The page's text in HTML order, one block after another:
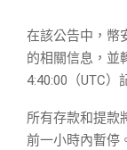
在該公告中，幣
的相關信息，並
4:40:00（UTC）
所有存款和提款
前一小時內暫停